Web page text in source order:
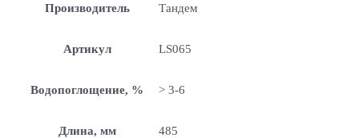
Производитель Тандем
Артикул LS065
Водопоглощение, % > 3-6
Длина, мм 485